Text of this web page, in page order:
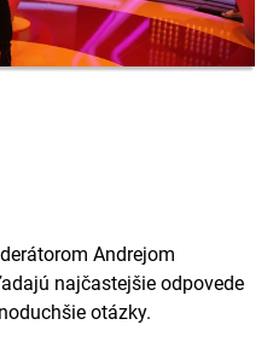
Andrejom
najčastejšie odpovede
otázky.